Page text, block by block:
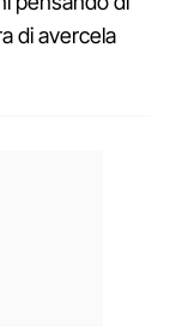
di avercela